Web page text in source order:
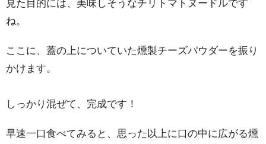
見た目的には、美味しそうなチリトマトヌードルです
ね。
ここに、蓋の上についていた燻製チーズパウダーを振り
かけます。
しっかり混ぜて、完成です！
早速一口食べてみると、思った以上に口の中に広がる燻